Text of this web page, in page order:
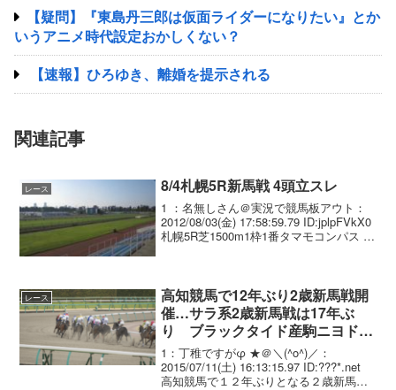
【疑問】『東島丹三郎は仮面ライダーになりたい』とか
いうアニメ時代設定おかしくない？
【速報】ひろゆき、離婚を提示される
関連記事
レース 8/4札幌5R新馬戦 4頭立スレ
1 ：名無しさん＠実況で競馬板アウト：
2012/08/03(金) 17:58:59.79 ID:jplpFVkX0
札幌5R芝1500m1枠1番タマモコンパス 池
レース
高知競馬で12年ぶり2歳新馬戦開
催…サラ系2歳新馬戦は17年ぶ
り ブラックタイド産駒ニヨドス
カイが好発から圧勝
1：丁稚ですがφ ★＠＼(^o^)／：
2015/07/11(土) 16:13:15.97 ID:???*.net
高知競馬で１２年ぶりとなる２歳新馬戦